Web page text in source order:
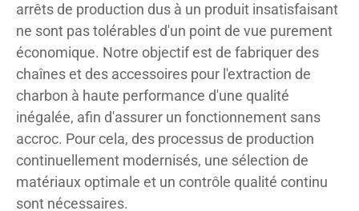
arrêts de production dus à un produit insatisfaisant
ne sont pas tolérables d'un point de vue purement
économique. Notre objectif est de fabriquer des
chaînes et des accessoires pour l'extraction de
charbon à haute performance d'une qualité
inégalée, afin d'assurer un fonctionnement sans
accroc. Pour cela, des processus de production
continuellement modernisés, une sélection de
matériaux optimale et un contrôle qualité continu
sont nécessaires.